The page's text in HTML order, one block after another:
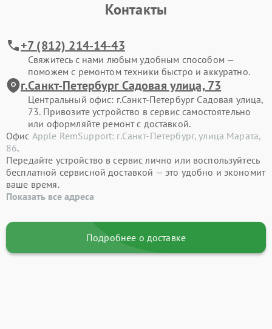
Контакты
+7 (812) 214-14-43
Свяжитесь с нами любым удобным способом —
поможем с ремонтом техники быстро и аккуратно.
г.Санкт-Петербург Садовая улица, 73
Центральный офис: г.Санкт-Петербург Садовая улица,
73. Привозите устройство в сервис самостоятельно
или оформляйте ремонт с доставкой.
Офис Apple RemSupport: г.Санкт-Петербург, улица Марата,
86.
Передайте устройство в сервис лично или воспользуйтесь
бесплатной сервисной доставкой — это удобно и экономит
ваше время.
Показать все адреса
Подробнее о доставке